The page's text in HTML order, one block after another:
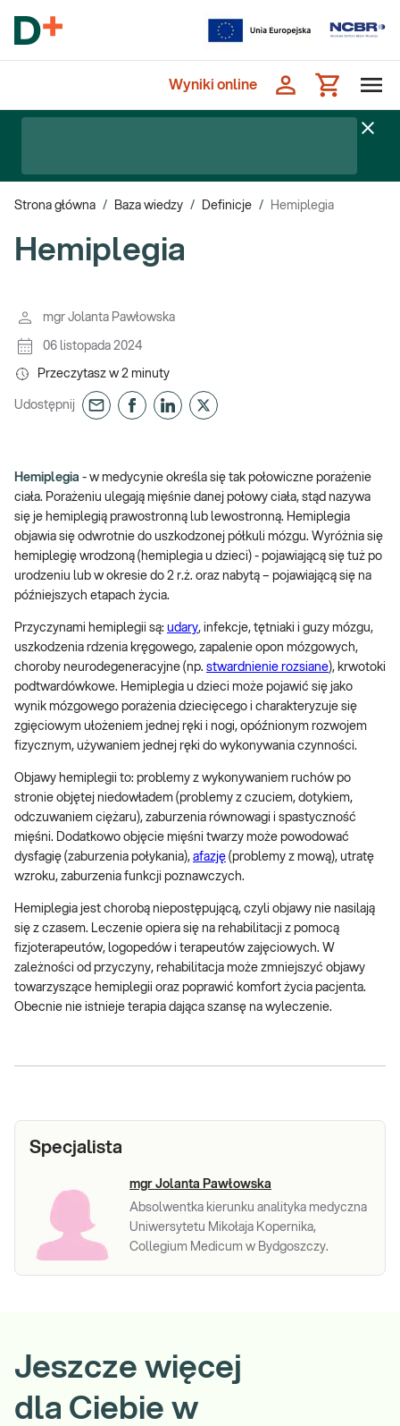
Wyniki online
Strona główna / Baza wiedzy / Definicje / Hemiplegia
Hemiplegia
mgr Jolanta Pawłowska
06 listopada 2024
Przeczytasz w 2 minuty
Udostępnij
Hemiplegia - w medycynie określa się tak połowiczne porażenie
ciała. Porażeniu ulegają mięśnie danej połowy ciała, stąd nazywa
się je hemiplegią prawostronną lub lewostronną. Hemiplegia
objawia się odwrotnie do uszkodzonej półkuli mózgu. Wyróżnia się
hemiplegię wrodzoną (hemiplegia u dzieci) - pojawiającą się tuż po
urodzeniu lub w okresie do 2 r.ż. oraz nabytą – pojawiającą się na
późniejszych etapach życia.
Przyczynami hemiplegii są: udary, infekcje, tętniaki i guzy mózgu,
uszkodzenia rdzenia kręgowego, zapalenie opon mózgowych,
choroby neurodegeneracyjne (np. stwardnienie rozsiane), krwotoki
podtwardówkowe. Hemiplegia u dzieci może pojawić się jako
wynik mózgowego porażenia dziecięcego i charakteryzuje się
zgięciowym ułożeniem jednej ręki i nogi, opóźnionym rozwojem
fizycznym, używaniem jednej ręki do wykonywania czynności.
Objawy hemiplegii to: problemy z wykonywaniem ruchów po
stronie objętej niedowładem (problemy z czuciem, dotykiem,
odczuwaniem ciężaru), zaburzenia równowagi i spastyczność
mięśni. Dodatkowo objęcie mięśni twarzy może powodować
dysfagię (zaburzenia połykania), afazję (problemy z mową), utratę
wzroku, zaburzenia funkcji poznawczych.
Hemiplegia jest chorobą niepostępującą, czyli objawy nie nasilają
się z czasem. Leczenie opiera się na rehabilitacji z pomocą
fizjoterapeutów, logopedów i terapeutów zajęciowych. W
zależności od przyczyny, rehabilitacja może zmniejszyć objawy
towarzyszące hemiplegii oraz poprawić komfort życia pacjenta.
Obecnie nie istnieje terapia dająca szansę na wyleczenie.
Specjalista
mgr Jolanta Pawłowska
Absolwentka kierunku analityka medyczna
Uniwersytetu Mikołaja Kopernika,
Collegium Medicum w Bydgoszczy.
Jeszcze więcej
dla Ciebie w